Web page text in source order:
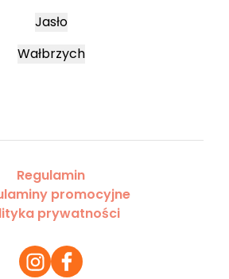
Jasło
Wałbrzych
Regulamin
promocyjne
prywatności